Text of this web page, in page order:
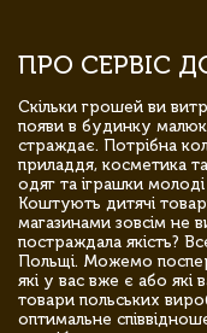
ПРО СЕРВІС
Скільки грошей ви
появи в будинку
страждає. Потрібна
приладдя, косметика
одяг та іграшки
Коштують дитячі
магазинами зовсім не
постраждала якість?
Польщі. Можемо
які у вас вже є або
товари польських
оптимальне